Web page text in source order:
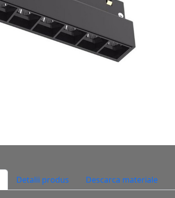
Detalii produs Descarca materiale